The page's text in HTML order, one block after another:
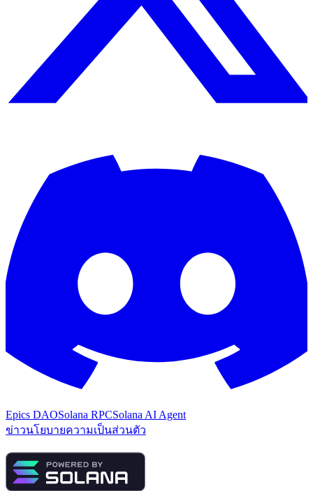
Epics DAOSolana RPCSolana AI Agent
ข่าวนโยบายความเป็นส่วนตัว